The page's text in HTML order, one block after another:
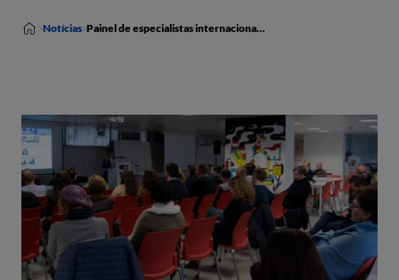
Notícias Painel de especialistas internacionais em Design visita a UNIDCOM e o IADE - Universidade Europeia